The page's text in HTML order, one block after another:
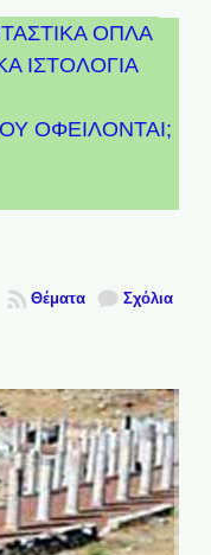
ΟΠΛΑ
ΙΣΤΟΛΟΓΙΑ
ΟΦΕΙΛΟΝΤΑΙ;
Σχόλια
Θέματα